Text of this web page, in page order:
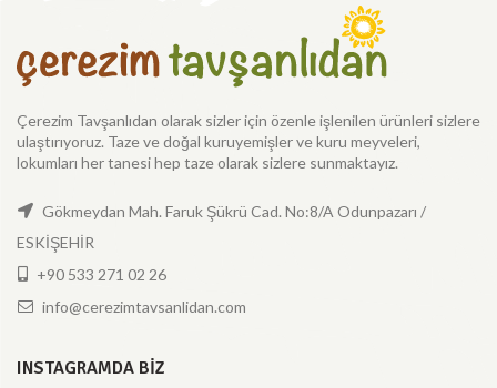
Çerezim Tavşanlıdan olarak sizler için özenle işlenilen ürünleri sizlere
ulaştırıyoruz. Taze ve doğal kuruyemişler ve kuru meyveleri,
lokumları her tanesi hep taze olarak sizlere sunmaktayız.
Gökmeydan Mah. Faruk Şükrü Cad. No:8/A Odunpazarı /
ESKİŞEHİR
+90 533 271 02 26
info@cerezimtavsanlidan.com
INSTAGRAMDA BIZ